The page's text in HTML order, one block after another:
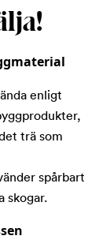
enligt
trä som
spårbart
skogar.